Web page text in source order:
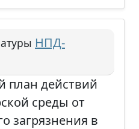
НПД-
план действий
среды от
загрязнения в